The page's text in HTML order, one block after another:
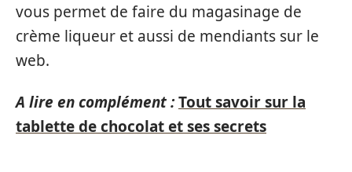
vous permet de faire du magasinage de
crème liqueur et aussi de mendiants sur le
web.
A lire en complément :Tout savoir sur la
tablette de chocolat et ses secrets